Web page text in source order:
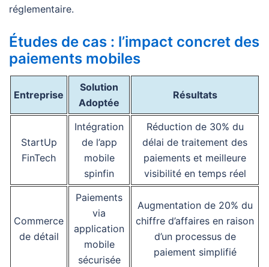
réglementaire.
Études de cas : l’impact concret des
paiements mobiles
Entreprise
Solution
Adoptée
Résultats
StartUp
FinTech
Intégration
de l’app
mobile
spinfin
Réduction de 30% du
délai de traitement des
paiements et meilleure
visibilité en temps réel
Commerce
de détail
Paiements
via
application
mobile
sécurisée
Augmentation de 20% du
chiffre d’affaires en raison
d’un processus de
paiement simplifié